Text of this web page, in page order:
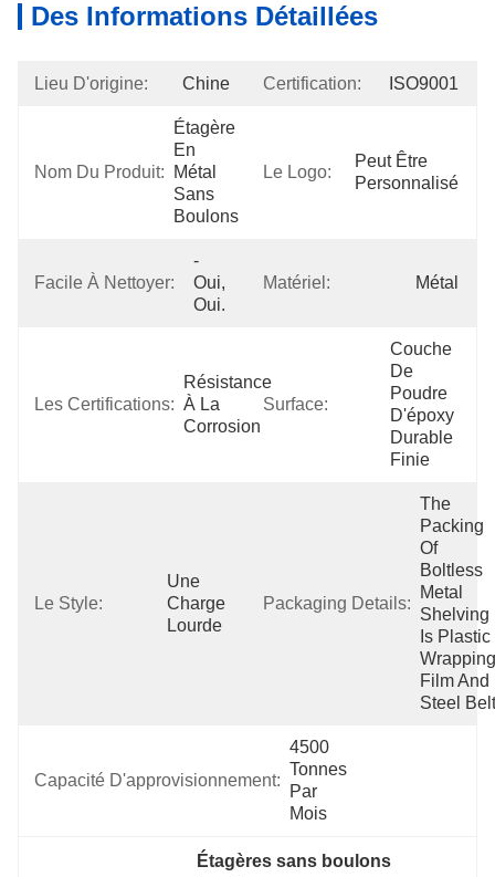
Des Informations Détaillées
Lieu D'origine: Chine Certification: ISO9001
Nom Du Produit:
Étagère
En
Métal
Sans
Boulons
Le Logo:
Peut Être
Personnalisé
Facile À Nettoyer:
-
Oui,
Oui.
Matériel: Métal
Les Certifications:
Résistance
À La
Corrosion
Surface:
Couche
De
Poudre
D'époxy
Durable
Finie
Le Style:
Une
Charge
Lourde
Packaging Details:
The
Packing
Of
Boltless
Metal
Shelving
Is Plastic
Wrapping
Film And
Steel
Capacité D'approvisionnement:
4500
Tonnes
Par
Mois
Étagères sans boulons